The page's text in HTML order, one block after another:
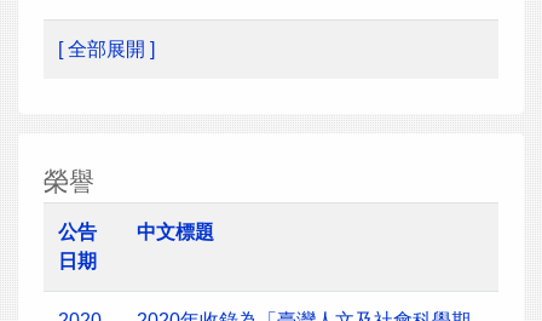
[ 全部展開 ]
榮譽
公告
日期
中文標題